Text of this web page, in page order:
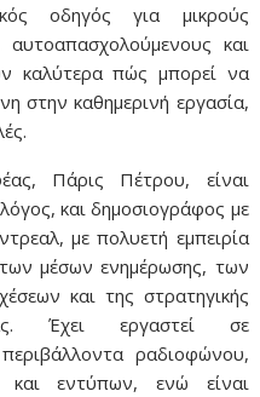
οδηγός για μικρούς
αυτοαπασχολούμενους και
καλύτερα πώς μπορεί να
στην καθημερινή εργασία,
Πάρις Πέτρου, είναι
και δημοσιογράφος με
με πολυετή εμπειρία
μέσων ενημέρωσης, των
και της στρατηγικής
Έχει εργαστεί σε
ραδιοφώνου,
και εντύπων, ενώ είναι